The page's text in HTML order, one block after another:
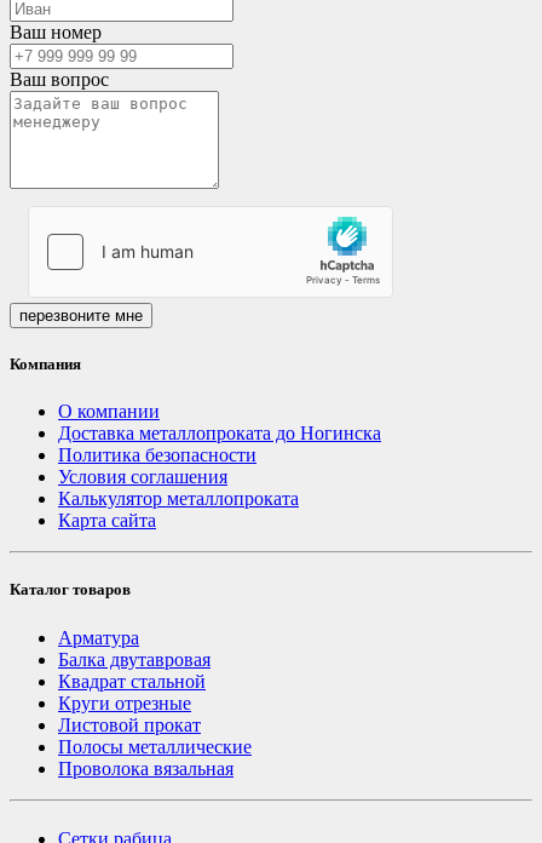
Ваш номер
Ваш вопрос
перезвоните мне
Компания
О компании
Доставка металлопроката до Ногинска
Политика безопасности
Условия соглашения
Калькулятор металлопроката
Карта сайта
Каталог товаров
Арматура
Балка двутавровая
Квадрат стальной
Круги отрезные
Листовой прокат
Полосы металлические
Проволока вязальная
Сетки рабица